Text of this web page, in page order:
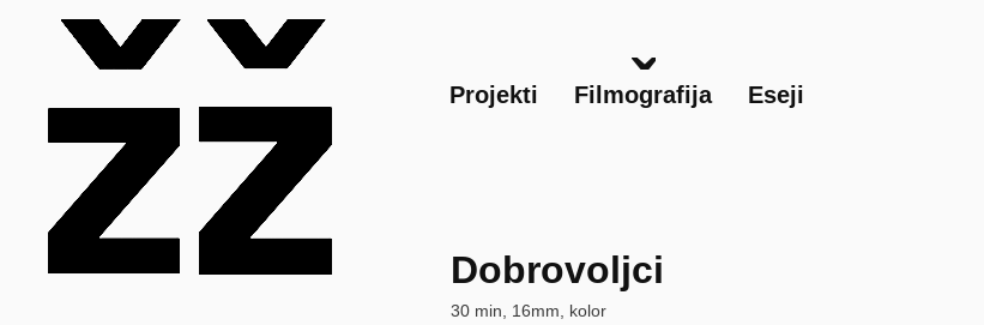
Projekti Filmografija Eseji
Dobrovoljci
Technical
30 min, 16mm, kolor